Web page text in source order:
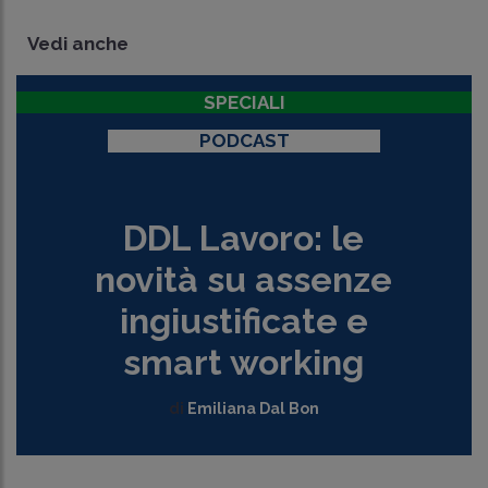
Vedi anche
SPECIALI
PODCAST
DDL Lavoro: le
novità su assenze
ingiustificate e
smart working
di Emiliana Dal Bon